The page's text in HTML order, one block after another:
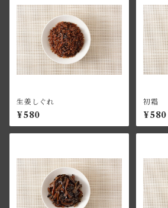
生姜しぐれ
¥580
初霜
¥580